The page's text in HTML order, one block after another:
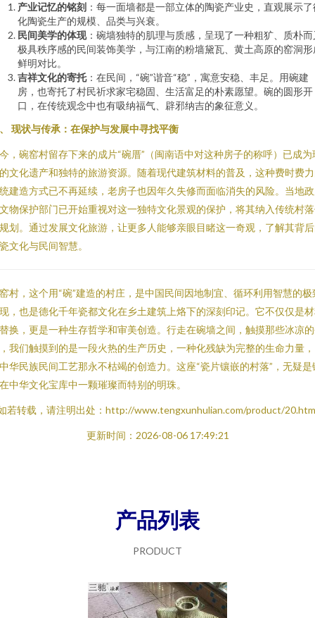
产业记忆的铭刻 ：每一面墙都是一部立体的陶瓷产业史，直观展示了
化陶瓷生产的规模、品类与兴衰。
民间美学的体现：碗墙独特的肌理与质感，呈现了一种粗犷、质朴而
极具秩序感的民间装饰美学，与江南的粉墙黛瓦、黄土高原的窑洞形
鲜明对比。
吉祥文化的寄托：在民间，“碗”谐音“稳”，寓意安稳、丰足。用碗建
房，也寄托了村民祈求家宅稳固、生活富足的朴素愿望。碗的圆形开
口，在传统观念中也有吸纳福气、辟邪纳吉的象征意义。
现状与传承：在保护与发展中寻找平衡
，碗窑村留存下来的成片“碗厝”（闽南语中对这种房子的称呼）已成为
文化遗产和独特的旅游资源。随着现代建筑材料的普及，这种费时费
建造方式已不再延续，老房子也因年久失修而面临消失的风险。当地
物保护部门已开始重视对这一独特文化景观的保护，将其纳入传统村
划。通过发展文化旅游，让更多人能够亲眼目睹这一奇观，了解其背
文化与民间智慧。
村，这个用“碗”建造的村庄，是中国民间因地制宜、循环利用智慧的极
，也是德化千年瓷都文化在乡土建筑上烙下的深刻印记。它不仅仅是
换，更是一种生存哲学和审美创造。行走在碗墙之间，触摸那些冰凉
我们触摸到的是一段火热的生产历史，一种化残缺为完整的生命力量
华民族民间工艺那永不枯竭的创造力。这座“瓷片镶嵌的村落”，无疑是
中华文化宝库中一颗璀璨而特别的明珠。
若转载，请注明出处：http://www.tengxunhulian.com/product/
更新时间：2026-08-06 17:49:21
产品列表
PRODUCT